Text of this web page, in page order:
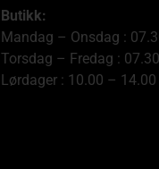
Butikk:
Mandag – Onsdag :
Torsdag – Fredag :
Lørdager : 10.00 – 14.00